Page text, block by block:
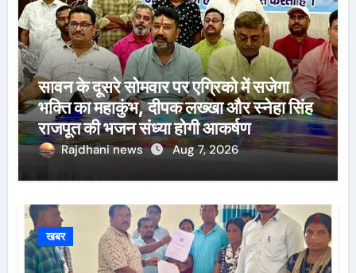
सावन के दूसरे सोमवार पर एग्रिको में सजेगा
भक्ति का महाकुंभ, दीपक लख्खा और स्नेहा सिंह
राजपूत की भजन संध्या होगी आकर्षण
Rajdhani news Aug 7, 2026
खबर